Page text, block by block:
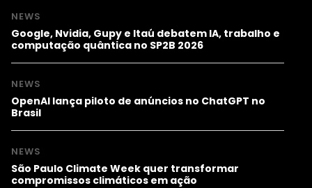
NEWS
Google, Nvidia, Gupy e Itaú debatem IA, trabalho e
computação quântica no SP2B 2026
NEWS
OpenAI lança piloto de anúncios no ChatGPT no
Brasil
NEWS
São Paulo Climate Week quer transformar
compromissos climáticos em ação